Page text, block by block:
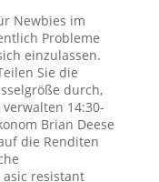
Newbies im
Probleme
einzulassen.
Sie die
durch,
14:30-
Brian Deese
die Renditen
resistant